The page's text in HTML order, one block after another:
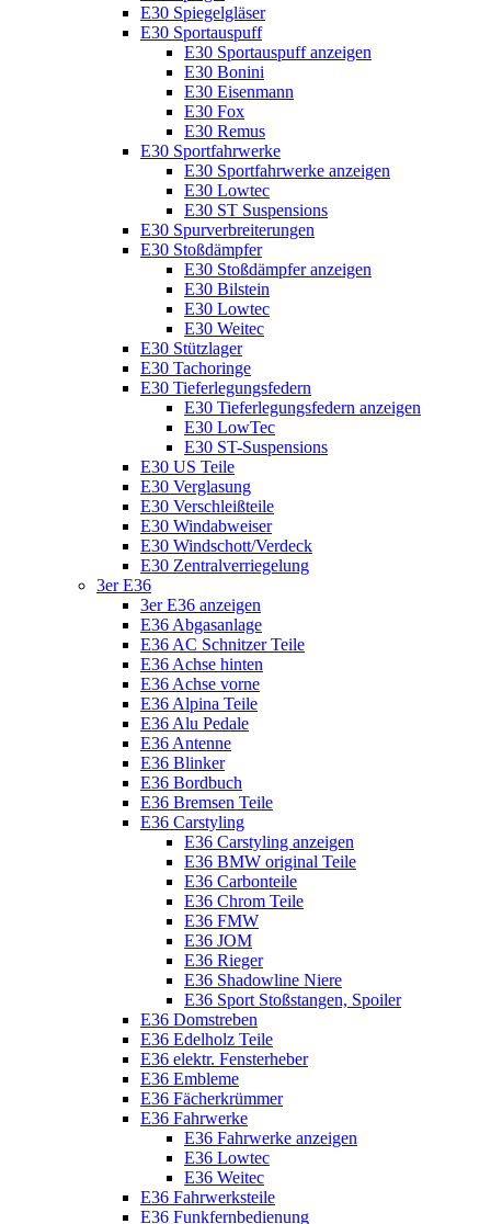
E30 Spiegelgläser
E30 Sportauspuff
E30 Sportauspuff anzeigen
E30 Bonini
E30 Eisenmann
E30 Fox
E30 Remus
E30 Sportfahrwerke
E30 Sportfahrwerke anzeigen
E30 Lowtec
E30 ST Suspensions
E30 Spurverbreiterungen
E30 Stoßdämpfer
E30 Stoßdämpfer anzeigen
E30 Bilstein
E30 Lowtec
E30 Weitec
E30 Stützlager
E30 Tachoringe
E30 Tieferlegungsfedern
E30 Tieferlegungsfedern anzeigen
E30 LowTec
E30 ST-Suspensions
E30 US Teile
E30 Verglasung
E30 Verschleißteile
E30 Windabweiser
E30 Windschott/Verdeck
E30 Zentralverriegelung
3er E36
3er E36 anzeigen
E36 Abgasanlage
E36 AC Schnitzer Teile
E36 Achse hinten
E36 Achse vorne
E36 Alpina Teile
E36 Alu Pedale
E36 Antenne
E36 Blinker
E36 Bordbuch
E36 Bremsen Teile
E36 Carstyling
E36 Carstyling anzeigen
E36 BMW original Teile
E36 Carbonteile
E36 Chrom Teile
E36 FMW
E36 JOM
E36 Rieger
E36 Shadowline Niere
E36 Sport Stoßstangen, Spoiler
E36 Domstreben
E36 Edelholz Teile
E36 elektr. Fensterheber
E36 Embleme
E36 Fächerkrümmer
E36 Fahrwerke
E36 Fahrwerke anzeigen
E36 Lowtec
E36 Weitec
E36 Fahrwerksteile
E36 Funkfernbedienung